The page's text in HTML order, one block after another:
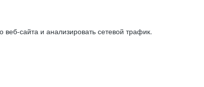
сайта и анализировать сетевой трафик.